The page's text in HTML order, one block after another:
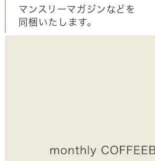
マンスリーマガジンなどを
同梱いたします。